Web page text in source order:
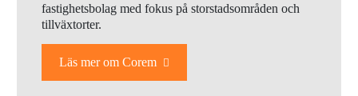
fastighetsbolag med fokus på storstadsområden och
tillväxtorter.
Läs mer om Corem